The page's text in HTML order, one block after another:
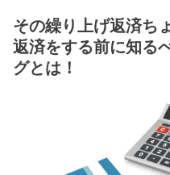
その繰り上げ返済ち
返済をする前に知る
グとは！